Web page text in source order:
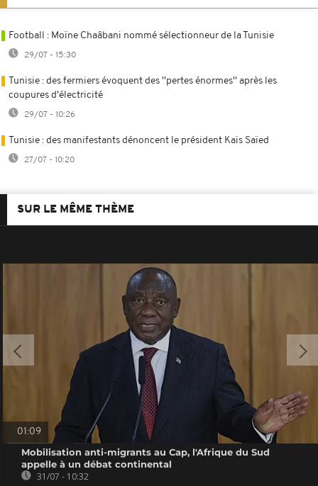
Football : Moïne Chaâbani nommé sélectionneur de la Tunisie
29/07 - 15:30
Tunisie : des fermiers évoquent des ''pertes énormes'' après les
coupures d'électricité
29/07 - 10:26
Tunisie : des manifestants dénoncent le président Kaïs Saïed
27/07 - 10:20
SUR LE MÊME THÈME
01:09
Mobilisation anti-migrants au Cap, l'Afrique du Sud
appelle à un débat continental
31/07 - 10:32